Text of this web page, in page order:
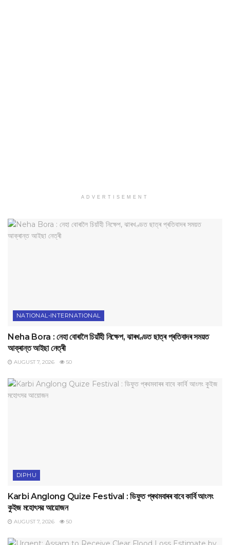
ADVERTISEMENT
NATIONAL-INTERNATIONAL
Neha Bora : নেহা বোৰালৈ চিয়াঁহী নিক্ষেপ, ঝাৰখণ্ডত ছাত্ৰ প্ৰতিবাদৰ সময়ত
আক্ৰান্ত আইছা নেত্ৰী
AUGUST 7, 2026 50
DIPHU
Karbi Anglong Quize Festival : ডিফুত প্ৰথমবাৰৰ বাবে কাৰ্বি আংলং
কুইজ মহোৎসৱ আয়োজন
AUGUST 7, 2026 50